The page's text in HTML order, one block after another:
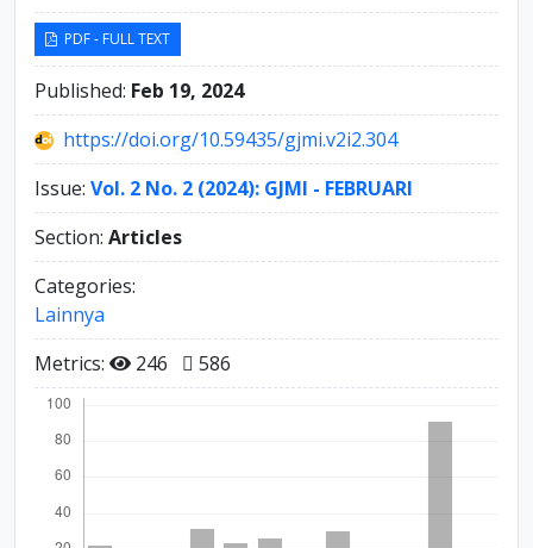
PDF - FULL TEXT
Published: Feb 19, 2024
https://doi.org/10.59435/gjmi.v2i2.304
Issue: Vol. 2 No. 2 (2024): GJMI - FEBRUARI
Section: Articles
Categories:
Lainnya
Metrics:
246 586